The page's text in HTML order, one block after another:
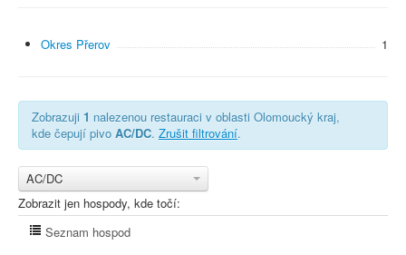
Okres Přerov 1
Zobrazuji 1 nalezenou restauraci v oblasti Olomoucký kraj,
kde čepují pivo AC/DC. Zrušit filtrování.
AC/DC
Zobrazit jen hospody, kde točí:
Seznam hospod